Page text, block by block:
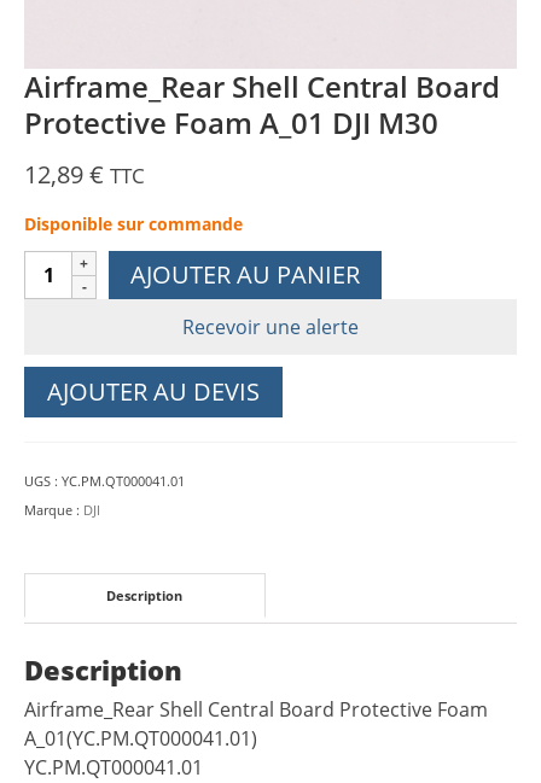
Airframe_Rear Shell Central Board
Protective Foam A_01 DJI M30
12,89€ TTC
Disponible sur commande
quantité
de
Central
Board
AJOUTER AU PANIER
Recevoir une alerte
AJOUTER AU DEVIS
UGS : YC.PM.QT000041.01
Marque : DJI
Description
Description
Airframe_Rear Shell Central Board Protective Foam
A_01(YC.PM.QT000041.01)
YC.PM.QT000041.01